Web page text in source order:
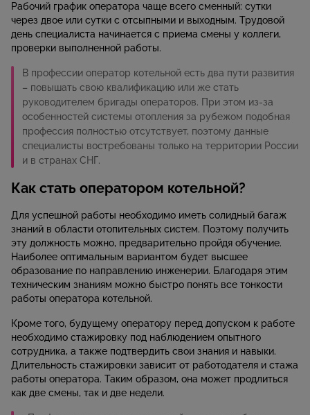
Рабочий график оператора чаще всего сменный: сутки
через двое или сутки с отсыпными и выходным. Трудовой
день специалиста начинается с приема смены у коллеги,
проверки выполненной работы.
В профессии оператор котельной есть два пути развития
– повышать свою квалификацию или же стать
руководителем бригады операторов. При этом из-за
особенностей системы отопления за рубежом подобная
профессия полностью отсутствует, поэтому данные
специалисты востребованы только на территории России
и в странах СНГ.
Как стать оператором котельной?
Для успешной работы необходимо иметь солидный багаж
знаний в области отопительных систем. Поэтому получить
эту должность можно, предварительно пройдя обучение.
Наиболее оптимальным вариантом будет высшее
образование по направлению инженерии. Благодаря этим
техническим знаниям можно быстро понять все тонкости
работы оператора котельной.
Кроме того, будущему оператору перед допуском к работе
необходимо стажировку под наблюдением опытного
сотрудника, а также подтвердить свои знания и навыки.
Длительность стажировки зависит от работодателя и стажа
работы оператора. Таким образом, она может продлиться
как две смены, так и две недели.